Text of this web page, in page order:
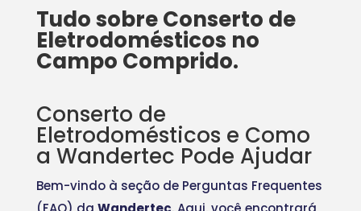
Tudo sobre Conserto de
Eletrodomésticos no
Campo Comprido.
Conserto de
Eletrodomésticos e Como
a Wandertec Pode Ajudar
Bem-vindo à seção de Perguntas Frequentes